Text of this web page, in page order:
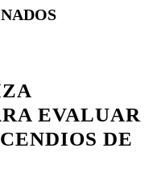
EVALUAR
DE